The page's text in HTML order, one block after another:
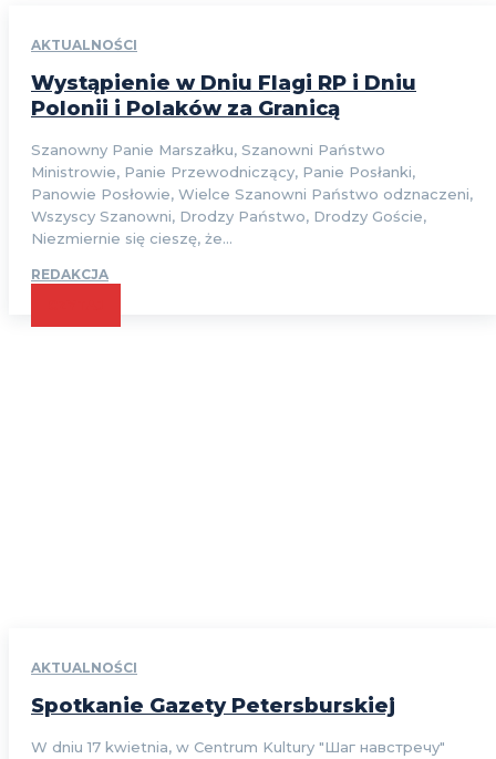
AKTUALNOŚCI
Wystąpienie w Dniu Flagi RP i Dniu
Polonii i Polaków za Granicą
Szanowny Panie Marszałku, Szanowni Państwo
Ministrowie, Panie Przewodniczący, Panie Posłanki,
Panowie Posłowie, Wielce Szanowni Państwo odznaczeni,
Wszyscy Szanowni, Drodzy Państwo, Drodzy Goście,
Niezmiernie się cieszę, że...
REDAKCJA
AKTUALNOŚCI
Spotkanie Gazety Petersburskiej
W dniu 17 kwietnia, w Centrum Kultury "Шаг навстречу"